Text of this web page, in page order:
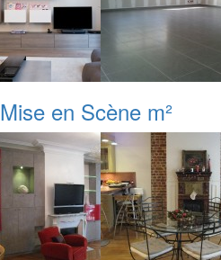
Mise en Scène m²